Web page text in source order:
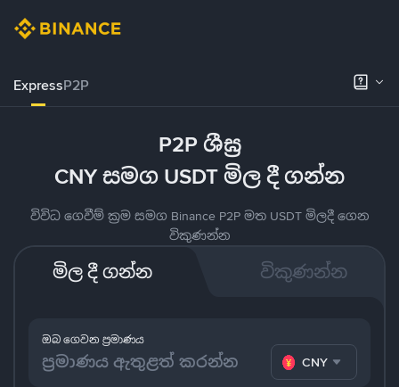
ExpressP2P
P2P ශීඝ්‍ර
CNY සමග USDT මිල දී ගන්න
විවිධ ගෙවීම් ක්‍රම සමග Binance P2P මත USDT මිලදී ගෙන
විකුණන්න
මිල දී ගන්න විකුණන්න
ඔබ ගෙවන ප්‍රමාණය
CNY